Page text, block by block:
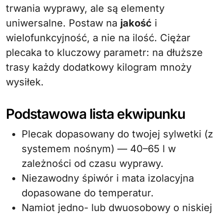
trwania wyprawy, ale są elementy
uniwersalne. Postaw na jakość i
wielofunkcyjność, a nie na ilość. Ciężar
plecaka to kluczowy parametr: na dłuższe
trasy każdy dodatkowy kilogram mnoży
wysiłek.
Podstawowa lista ekwipunku
Plecak dopasowany do twojej sylwetki (z
systemem nośnym) — 40–65 l w
zależności od czasu wyprawy.
Niezawodny śpiwór i mata izolacyjna
dopasowane do temperatur.
Namiot jedno- lub dwuosobowy o niskiej